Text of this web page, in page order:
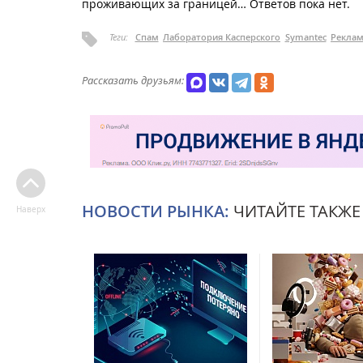
проживающих за границей… Ответов пока нет.
Теги: Спам Лаборатория Касперского Symantec
Рассказать друзьям:
НОВОСТИ РЫНКА: ЧИТАЙТЕ ТАКЖЕ
Наверх